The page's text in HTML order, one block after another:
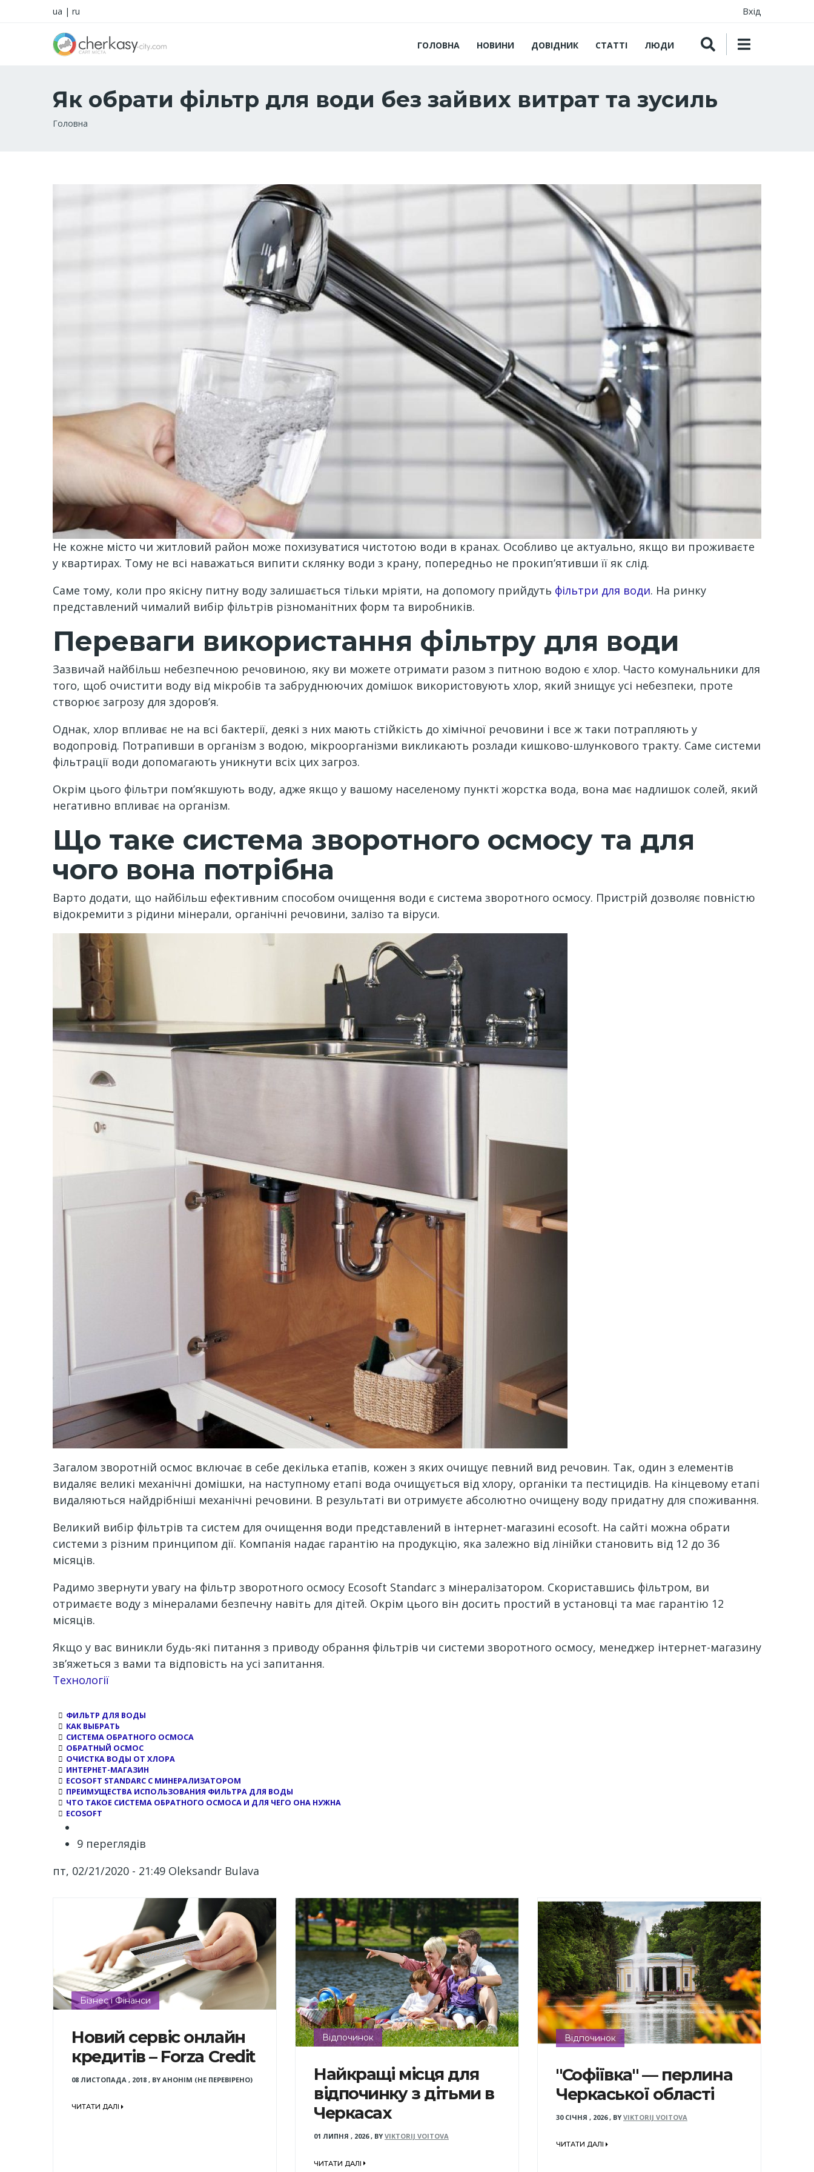
ua | ru Вхід
ГОЛОВНА НОВИНИ ДОВІДНИК СТАТТІ ЛЮДИ
Як обрати фільтр для води без зайвих витрат та зусиль
Рядок
Головна
Не кожне місто чи житловий район може похизуватися чистотою води в кранах. Особливо це актуально, якщо ви проживаєте
у квартирах. Тому не всі наважаться випити склянку води з крану, попередньо не прокип’ятивши її як слід.
Саме тому, коли про якісну питну воду залишається тільки мріяти, на допомогу прийдуть фільтри для води. На ринку
представлений чималий вибір фільтрів різноманітних форм та виробників.
Переваги використання фільтру для води
Зазвичай найбільш небезпечною речовиною, яку ви можете отримати разом з питною водою є хлор. Часто комунальники для
того, щоб очистити воду від мікробів та забруднюючих домішок використовують хлор, який знищує усі небезпеки, проте
створює загрозу для здоров’я.
Однак, хлор впливає не на всі бактерії, деякі з них мають стійкість до хімічної речовини і все ж таки потрапляють у
водопровід. Потрапивши в організм з водою, мікроорганізми викликають розлади кишково-шлункового тракту. Саме системи
фільтрації води допомагають уникнути всіх цих загроз.
Окрім цього фільтри пом’якшують воду, адже якщо у вашому населеному пункті жорстка вода, вона має надлишок солей, який
негативно впливає на організм.
Що таке система зворотного осмосу та для
чого вона потрібна
Варто додати, що найбільш ефективним способом очищення води є система зворотного осмосу. Пристрій дозволяє повністю
відокремити з рідини мінерали, органічні речовини, залізо та віруси.
Загалом зворотній осмос включає в себе декілька етапів, кожен з яких очищує певний вид речовин. Так, один з елементів
видаляє великі механічні домішки, на наступному етапі вода очищується від хлору, органіки та пестицидів. На кінцевому етапі
видаляються найдрібніші механічні речовини. В результаті ви отримуєте абсолютно очищену воду придатну для споживання.
Великий вибір фільтрів та систем для очищення води представлений в інтернет-магазині ecosoft. На сайті можна обрати
системи з різним принципом дії. Компанія надає гарантію на продукцію, яка залежно від лінійки становить від 12 до 36
місяців.
Радимо звернути увагу на фільтр зворотного осмосу Ecosoft Standarc з мінералізатором. Скориставшись фільтром, ви
отримаєте воду з мінералами безпечну навіть для дітей. Окрім цього він досить простий в установці та має гарантію 12
місяців.
Якщо у вас виникли будь-які питання з приводу обрання фільтрів чи системи зворотного осмосу, менеджер інтернет-магазину
зв’яжеться з вами та відповість на усі запитання.
Channel
Технології
ФИЛЬТР ДЛЯ ВОДЫ
КАК ВЫБРАТЬ
СИСТЕМА ОБРАТНОГО ОСМОСА
ОБРАТНЫЙ ОСМОС
ОЧИСТКА ВОДЫ ОТ ХЛОРА
ИНТЕРНЕТ-МАГАЗИН
ECOSOFT STANDARC С МИНЕРАЛИЗАТОРОМ
ПРЕИМУЩЕСТВА ИСПОЛЬЗОВАНИЯ ФИЛЬТРА ДЛЯ ВОДЫ
ЧТО ТАКОЕ СИСТЕМА ОБРАТНОГО ОСМОСА И ДЛЯ ЧЕГО ОНА НУЖНА
ECOSOFT
9 переглядів
пт, 02/21/2020 - 21:49 Oleksandr Bulava
Бізнес і Фінанси
Новий сервіс онлайн
кредитів – Forza Credit
08 ЛИСТОПАДА , 2018 , BY АНОНІМ (НЕ ПЕРЕВІРЕНО)
ЧИТАТИ ДАЛІ
Відпочинок
Найкращі місця для
відпочинку з дітьми в
Черкасах
01 ЛИПНЯ , 2026, BY VIKTORIJ VOITOVA
ЧИТАТИ ДАЛІ
Відпочинок
"Софіївка" — перлина
Черкаської області
30 СІЧНЯ , 2026, BY VIKTORIJ VOITOVA
ЧИТАТИ ДАЛІ